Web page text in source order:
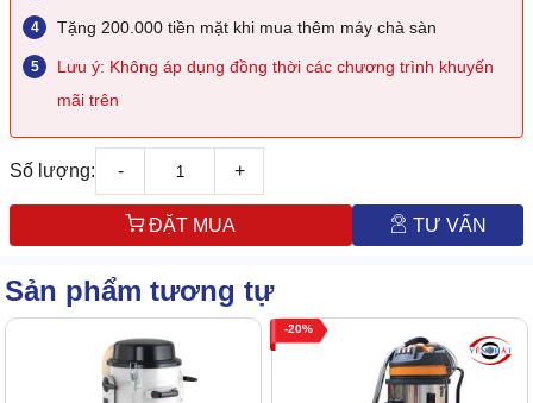
Tặng 200.000 tiền mặt khi mua thêm máy chà sàn
Lưu ý: Không áp dụng đồng thời các chương trình khuyến
mãi trên
Số lượng: - +
ĐẶT MUA TƯ VẤN
Sản phẩm tương tự
20